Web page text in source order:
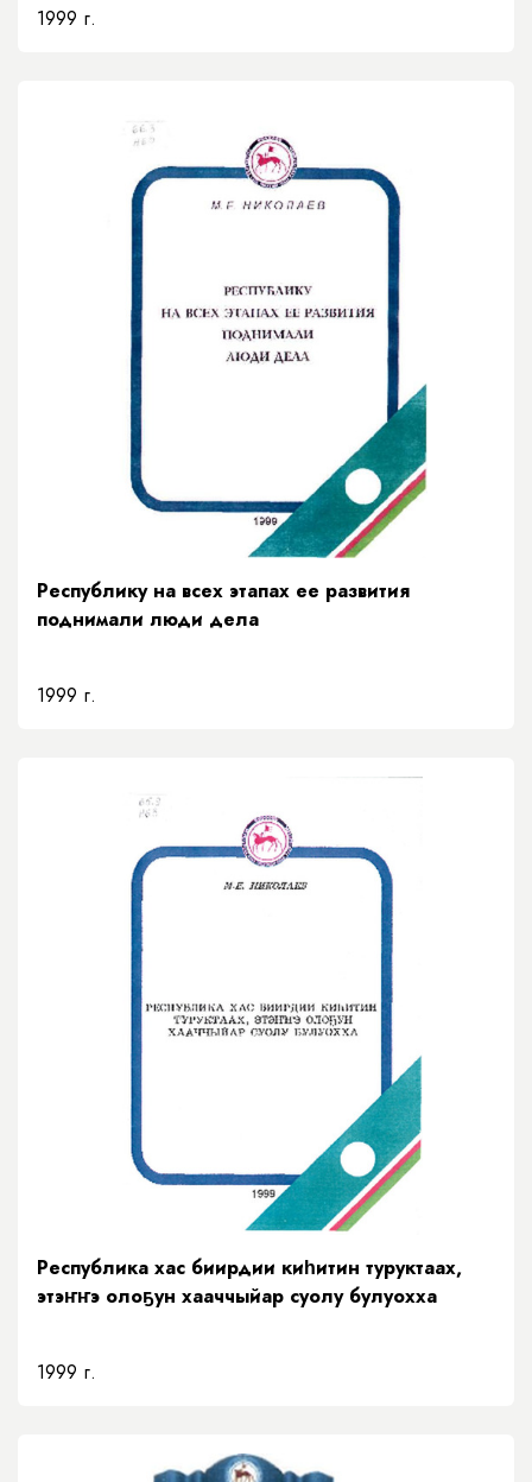
1999 г.
Республику на всех этапах ее развития
поднимали люди дела
1999 г.
Республика хас биирдии киһитин туруктаах,
этэҥҥэ олоҕун хааччыйар суолу булуохха
1999 г.